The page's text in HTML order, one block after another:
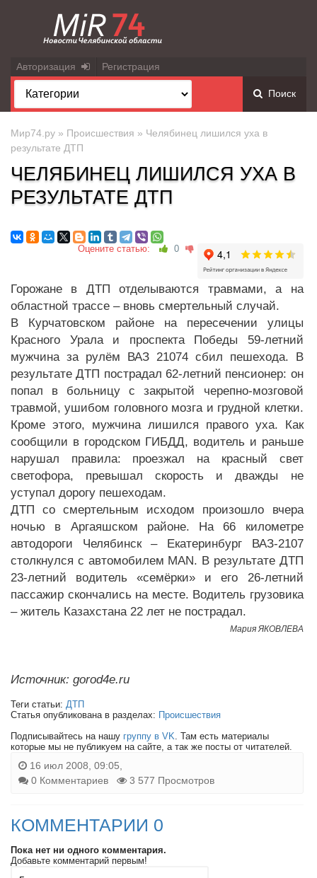
Авторизация Регистрация
Поиск
Мир74.ру » Происшествия » Челябинец лишился уха в
результате ДТП
ЧЕЛЯБИНЕЦ ЛИШИЛСЯ УХА В
РЕЗУЛЬТАТЕ ДТП
Оцените статью: 0
Горожане в ДТП отделываются травмами, а на
областной трассе – вновь смертельный случай.
В Курчатовском районе на пересечении улицы
Красного Урала и проспекта Победы 59-летний
мужчина за рулём ВАЗ 21074 сбил пешехода. В
результате ДТП пострадал 62-летний пенсионер: он
попал в больницу с закрытой черепно-мозговой
травмой, ушибом головного мозга и грудной клетки.
Кроме этого, мужчина лишился правого уха. Как
сообщили в городском ГИБДД, водитель и раньше
нарушал правила: проезжал на красный свет
светофора, превышал скорость и дважды не
уступал дорогу пешеходам.
ДТП со смертельным исходом произошло вчера
ночью в Аргаяшском районе. На 66 километре
автодороги Челябинск – Екатеринбург ВАЗ-2107
столкнулся с автомобилем MAN. В результате ДТП
23-летний водитель «семёрки» и его 26-летний
пассажир скончались на месте. Водитель грузовика
– житель Казахстана 22 лет не пострадал.
Мария ЯКОВЛЕВА
Источник: gorod4e.ru
Теги статьи: ДТП
Статья опубликована в разделах: Происшествия
Подписывайтесь на нашу группу в VK. Там есть материалы
которые мы не публикуем на сайте, а так же посты от читателей.
16 июл 2008, 09:05,
0 Комментариев
3 577 Просмотров
КОММЕНТАРИИ 0
Пока нет ни одного комментария.
Добавьте комментарий первым!